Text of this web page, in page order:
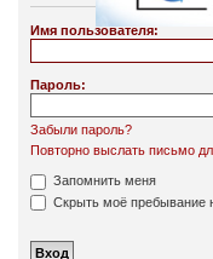
Имя пользователя:
Пароль:
Забыли пароль?
Повторно выслать письмо
Запомнить меня
Скрыть моё пребывание